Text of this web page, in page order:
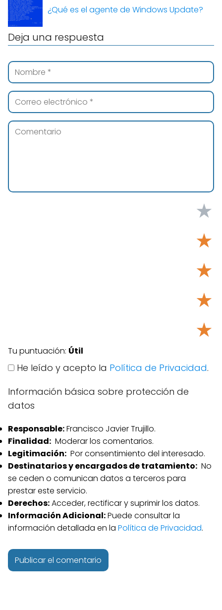
¿Qué es el agente de Windows Update?
Deja una respuesta
★
★
★
★
★
Tu puntuación: Útil
He leído y acepto la Política de Privacidad.
Información básica sobre protección de
datos
Responsable:Francisco Javier Trujillo.
Finalidad: Moderar los comentarios.
Legitimación: Por consentimiento del interesado.
Destinatarios y encargados de tratamiento: No
se ceden o comunican datos a terceros para
prestar este servicio.
Derechos:Acceder, rectificar y suprimir los datos.
Información Adicional:Puede consultar la
información detallada en la Política de Privacidad.